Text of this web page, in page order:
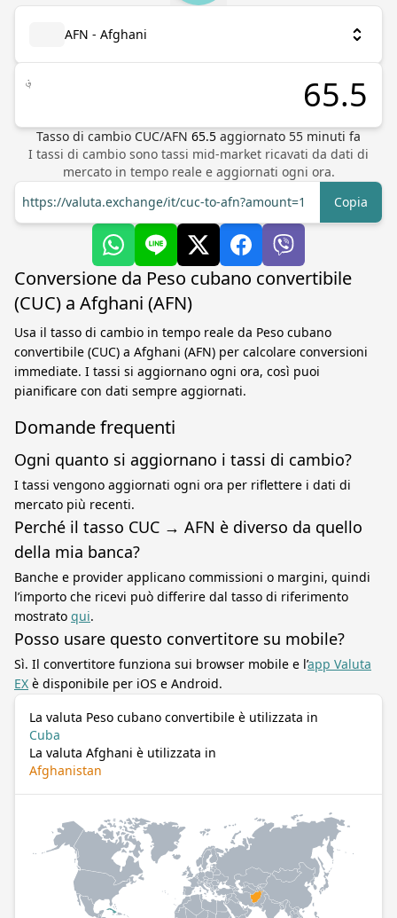
AFN - Afghani
؋
Tasso di cambio CUC/AFN 65.5 aggiornato 55 minuti fa
I tassi di cambio sono tassi mid-market ricavati da dati di
mercato in tempo reale e aggiornati ogni ora.
https://valuta.exchange/it/cuc-to-afn?amount=1
Copia
Conversione da Peso cubano convertibile
(CUC) a Afghani (AFN)
Usa il tasso di cambio in tempo reale da Peso cubano
convertibile (CUC) a Afghani (AFN) per calcolare conversioni
immediate. I tassi si aggiornano ogni ora, così puoi
pianificare con dati sempre aggiornati.
Domande frequenti
Ogni quanto si aggiornano i tassi di cambio?
I tassi vengono aggiornati ogni ora per riflettere i dati di
mercato più recenti.
Perché il tasso CUC → AFN è diverso da quello
della mia banca?
Banche e provider applicano commissioni o margini, quindi
l’importo che ricevi può differire dal tasso di riferimento
mostrato qui.
Posso usare questo convertitore su mobile?
Sì. Il convertitore funziona sui browser mobile e l’app Valuta
EX è disponibile per iOS e Android.
La valuta Peso cubano convertibile è utilizzata in
Cuba
La valuta Afghani è utilizzata in
Afghanistan